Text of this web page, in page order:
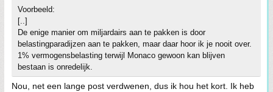
Voorbeeld:
[..]
De enige manier om miljardairs aan te pakken is door
belastingparadijzen aan te pakken, maar daar hoor ik je nooit over.
1% vermogensbelasting terwijl Monaco gewoon kan blijven
bestaan is onredelijk.
Nou, net een lange post verdwenen, dus ik hou het kort. Ik heb